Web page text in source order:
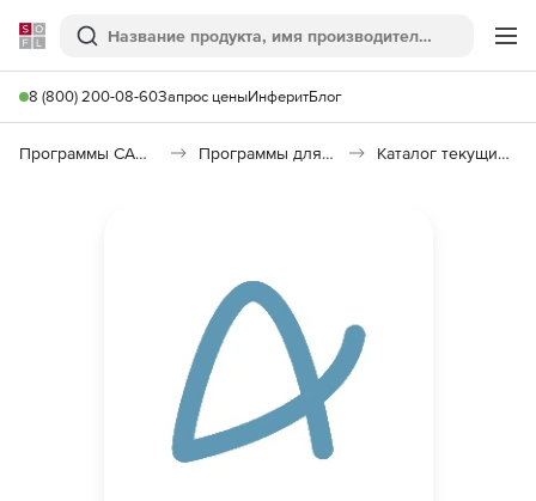
Softline
Поиск
8 (800) 200-08-60Запрос ценыИнферитБлог
Программы САПР и ГИС Программы для документооборота Каталог текущих цен в строительстве (КТЦ)